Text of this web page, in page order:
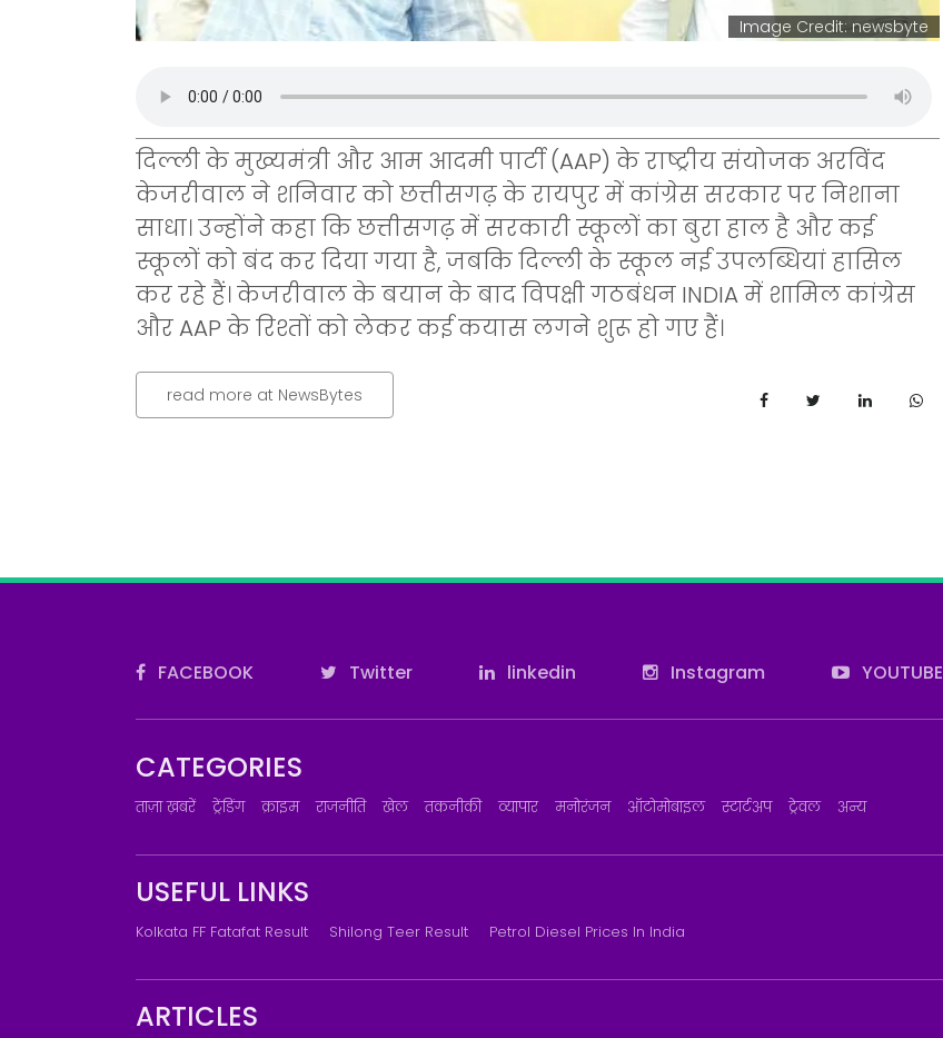
Image Credit: newsbyte
दिल्ली के मुख्यमंत्री और आम आदमी पार्टी (AAP) के राष्ट्रीय संयोजक अरविंद
केजरीवाल ने शनिवार को छत्तीसगढ़ के रायपुर में कांग्रेस सरकार पर निशाना
साधा। उन्होंने कहा कि छत्तीसगढ़ में सरकारी स्कूलों का बुरा हाल है और कई
स्कूलों को बंद कर दिया गया है, जबकि दिल्ली के स्कूल नई उपलब्धियां हासिल
कर रहे हैं। केजरीवाल के बयान के बाद विपक्षी गठबंधन INDIA में शामिल कांग्रेस
और AAP के रिश्तों को लेकर कई कयास लगने शुरू हो गए हैं।
read more at NewsBytes
FACEBOOK Twitter linkedin Instagram YOUTUBE
CATEGORIES
ताज़ा ख़बरें ट्रेंडिंग क्राइम राजनीति खेल तकनीकी व्यापार मनोरंजन ऑटोमोबाइल स्टार्टअप ट्रेवल अन्य
USEFUL LINKS
Kolkata FF Fatafat Result Shilong Teer Result Petrol Diesel Prices In India
ARTICLES